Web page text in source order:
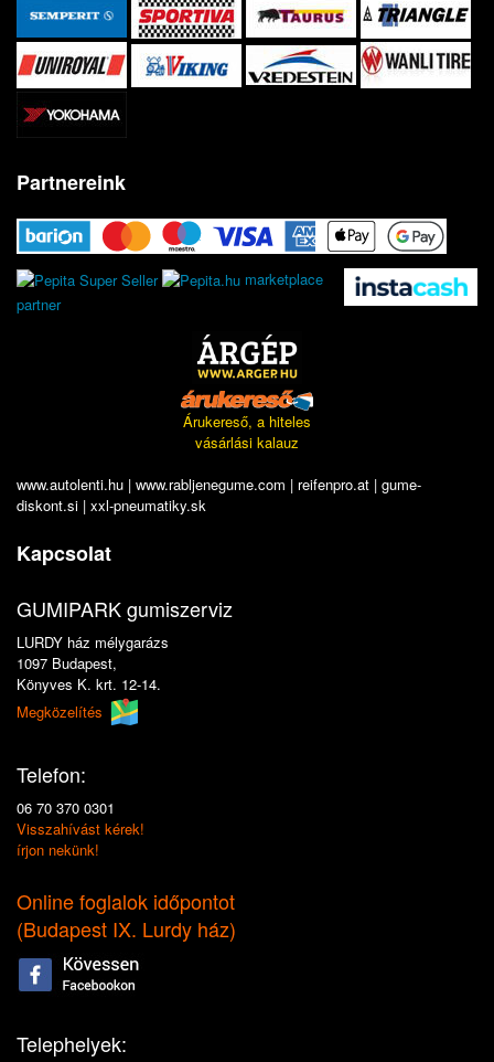
Partnereink
marketplace
partner
Árukereső, a hiteles
vásárlási kalauz
www.autolenti.hu | www.rabljenegume.com | reifenpro.at | gume-
diskont.si | xxl-pneumatiky.sk
Kapcsolat
GUMIPARK gumiszerviz
LURDY ház mélygarázs
1097 Budapest,
Könyves K. krt. 12-14.
Megközelítés
Telefon:
06 70 370 0301
Visszahívást kérek!
írjon nekünk!
Online foglalok időpontot
(Budapest IX. Lurdy ház)
Telephelyek: